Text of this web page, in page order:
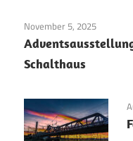
November 5, 2025
Schalthaus